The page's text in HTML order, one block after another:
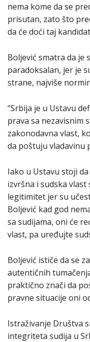
nema kome da se
prisutan, zato što
da će doći taj
Boljević smatra da je
paradoksalan, jer je
strane, najviše
“Srbija je u Ustavu
prava sa nezavisnim
zakonodavna vlast,
da poštuju vladavinu
Iako u Ustavu stoji
izvršna i sudska
legitimitet jer su
Boljević kad god
sa sudijama, oni će
vlast, pa uređujte
Boljević ističe da se
autentičnih
praktično znači da
pravne situacije oni
Istraživanje Društva
integriteta sudija u